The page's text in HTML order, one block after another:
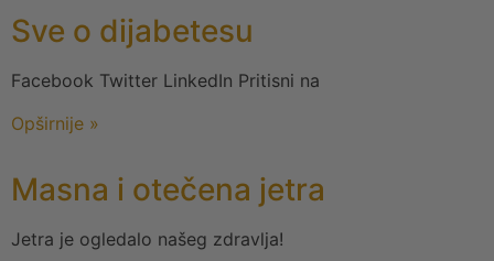
Sve o dijabetesu
Facebook Twitter LinkedIn Pritisni na
Opširnije »
Masna i otečena jetra
Jetra je ogledalo našeg zdravlja!